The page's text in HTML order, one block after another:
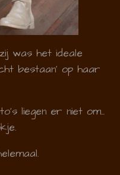
was het ideale
bestaan' op haar
liegen er niet om...